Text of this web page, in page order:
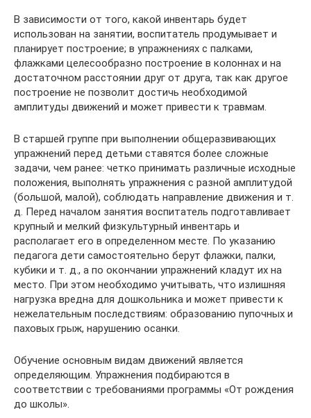
В зависимости от того, какой инвентарь будет
использован на занятии, воспитатель продумывает и
планирует построение; в упражнениях с палками,
флажками целесообразно построение в колоннах и на
достаточном расстоянии друг от друга, так как другое
построение не позволит достичь необходимой
амплитуды движений и может привести к травмам.
В старшей группе при выполнении общеразвивающих
упражнений перед детьми ставятся более сложные
задачи, чем ранее: четко принимать различные исходные
положения, выполнять упражнения с разной амплитудой
(большой, малой), соблюдать направление движения и т.
д. Перед началом занятия воспитатель подготавливает
крупный и мелкий физкультурный инвентарь и
располагает его в определенном месте. По указанию
педагога дети самостоятельно берут флажки, палки,
кубики и т. д., а по окончании упражнений кладут их на
место. При этом необходимо учитывать, что излишняя
нагрузка вредна для дошкольника и может привести к
нежелательным последствиям: образованию пупочных и
паховых грыж, нарушению осанки.
Обучение основным видам движений является
определяющим. Упражнения подбираются в
соответствии с требованиями программы «От рождения
до школы».